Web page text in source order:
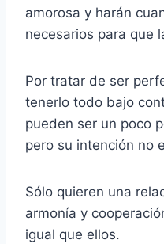
amorosa y harán
necesarios para que
Por tratar de ser
tenerlo todo bajo
pueden ser un poco
pero su intención no
Sólo quieren una
armonía y
igual que ellos.